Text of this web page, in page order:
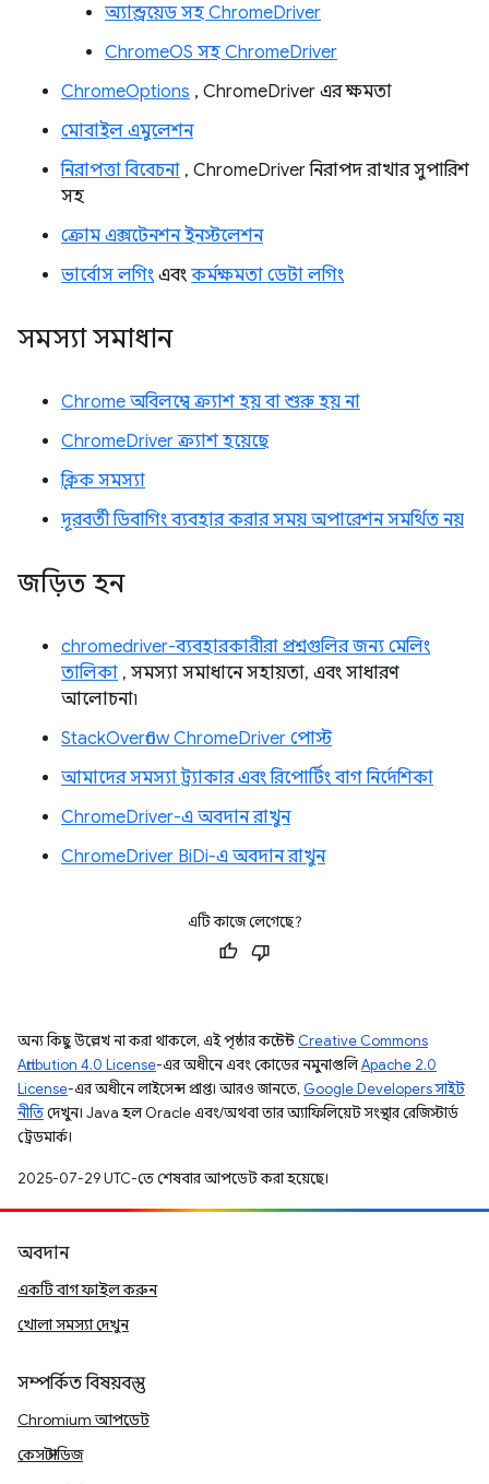
অ্যান্ড্রয়েড সহ ChromeDriver
ChromeOS সহ ChromeDriver
ChromeOptions , ChromeDriver এর ক্ষমতা
মোবাইল এমুলেশন
নিরাপত্তা বিবেচনা , ChromeDriver নিরাপদ রাখার সুপারিশ
সহ
ক্রোম এক্সটেনশন ইনস্টলেশন
ভার্বোস লগিং এবং কর্মক্ষমতা ডেটা লগিং
সমস্যা সমাধান
Chrome অবিলম্বে ক্র্যাশ হয় বা শুরু হয় না
ChromeDriver ক্র্যাশ হয়েছে
ক্লিক সমস্যা
দূরবর্তী ডিবাগিং ব্যবহার করার সময় অপারেশন সমর্থিত নয়
জড়িত হন
chromedriver-ব্যবহারকারীরা প্রশ্নগুলির জন্য মেলিং
তালিকা , সমস্যা সমাধানে সহায়তা, এবং সাধারণ
আলোচনা৷
StackOverflow ChromeDriver পোস্ট
আমাদের সমস্যা ট্র্যাকার এবং রিপোর্টিং বাগ নির্দেশিকা
ChromeDriver-এ অবদান রাখুন
ChromeDriver BiDi-এ অবদান রাখুন
এটি কাজে লেগেছে?
অন্য কিছু উল্লেখ না করা থাকলে, এই পৃষ্ঠার কন্টেন্ট Creative Commons
Attribution 4.0 License-এর অধীনে এবং কোডের নমুনাগুলিApache 2.0
License-এর অধীনে লাইসেন্স প্রাপ্ত। আরও জানতে, Google Developers সাইট
নীতিদেখুন। Java হল Oracle এবং/অথবা তার অ্যাফিলিয়েট সংস্থার রেজিস্টার্ড
ট্রেডমার্ক।
2025-07-29 UTC-তে শেষবার আপডেট করা হয়েছে।
অবদান
একটি বাগ ফাইল করুন
খোলা সমস্যা দেখুন
সম্পর্কিত বিষয়বস্তু
Chromium আপডেট
কেস স্টাডিজ